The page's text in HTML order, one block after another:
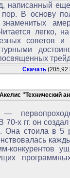
написанный
пор. В основу
легко,
советов и
Скачать(205,92
"Технический
х гг. он
Она стоила в
конкурентов